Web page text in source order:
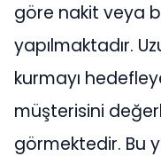
göre nakit veya
yapılmaktadır.
kurmayı
müşterisini
görmektedir. Bu